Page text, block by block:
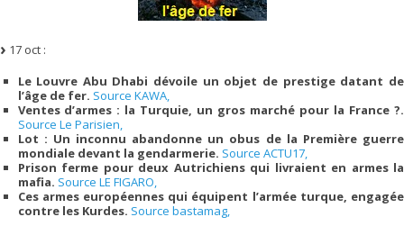
17 oct :
Le Louvre Abu Dhabi dévoile un objet de prestige datant de
l’âge de fer. Source KAWA,
Ventes d’armes : la Turquie, un gros marché pour la France ?.
Source Le Parisien,
Lot : Un inconnu abandonne un obus de la Première guerre
mondiale devant la gendarmerie. Source ACTU17,
Prison ferme pour deux Autrichiens qui livraient en armes la
mafia. Source LE FIGARO,
Ces armes européennes qui équipent l’armée turque, engagée
contre les Kurdes. Source bastamag,